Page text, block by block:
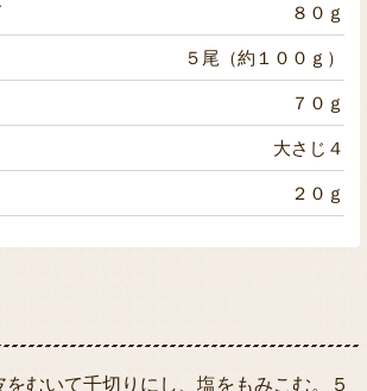
８０ｇ
５尾（約１００ｇ）
７０ｇ
大さじ４
２０ｇ
をむいて千切りにし、塩をもみこむ。５